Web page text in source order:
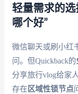
轻量需求的选
哪个好”
微信聊天或刷小红
问。但Quickback的
分享旅行vlog给家
存在 区域性锁节点